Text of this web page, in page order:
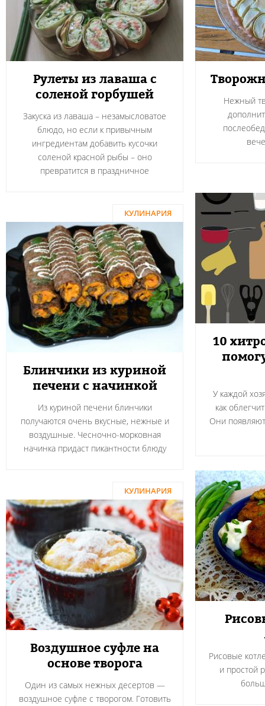
Рулеты из лаваша с
соленой горбушей
Закуска из лаваша – незамысловатое
блюдо, но если к привычным
ингредиентам добавить кусочки
соленой красной рыбы – оно
превратится в праздничное
Нежный
10
У каждой
как
Они
КУЛИНАРИЯ
Блинчики из куриной
печени с начинкой
Из куриной печени блинчики
получаются очень вкусные, нежные и
воздушные. Чесночно-морковная
начинка придаст пикантности блюду
Рисовые
и простой
КУЛИНАРИЯ
Воздушное суфле на
основе творога
Один из самых нежных десертов —
воздушное суфле с творогом. Готовить